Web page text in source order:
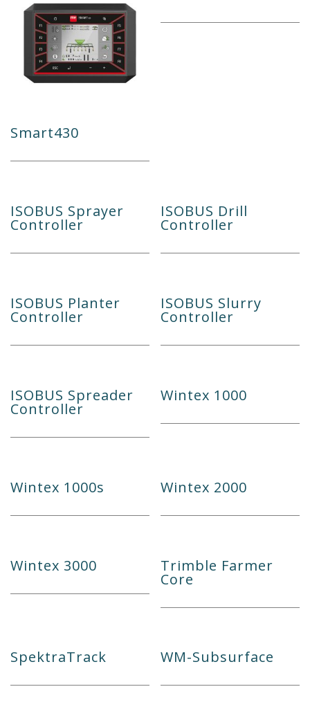
Smart430
ISOBUS Sprayer
Controller
ISOBUS Drill
Controller
ISOBUS Planter
Controller
ISOBUS Slurry
Controller
ISOBUS Spreader
Controller
Wintex 1000
Wintex 1000s Wintex 2000
Wintex 3000 Trimble Farmer
Core
SpektraTrack WM-Subsurface